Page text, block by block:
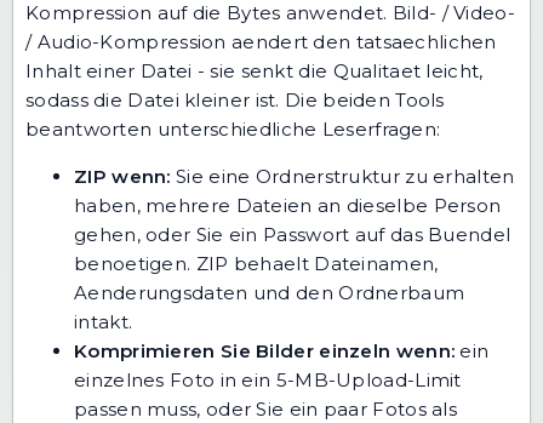
Kompression auf die Bytes anwendet. Bild- / Video-
/ Audio-Kompression aendert den tatsaechlichen
Inhalt einer Datei - sie senkt die Qualitaet leicht,
sodass die Datei kleiner ist. Die beiden Tools
beantworten unterschiedliche Leserfragen:
ZIP wenn: Sie eine Ordnerstruktur zu erhalten
haben, mehrere Dateien an dieselbe Person
gehen, oder Sie ein Passwort auf das Buendel
benoetigen. ZIP behaelt Dateinamen,
Aenderungsdaten und den Ordnerbaum
intakt.
Komprimieren Sie Bilder einzeln wenn: ein
einzelnes Foto in ein 5-MB-Upload-Limit
passen muss, oder Sie ein paar Fotos als